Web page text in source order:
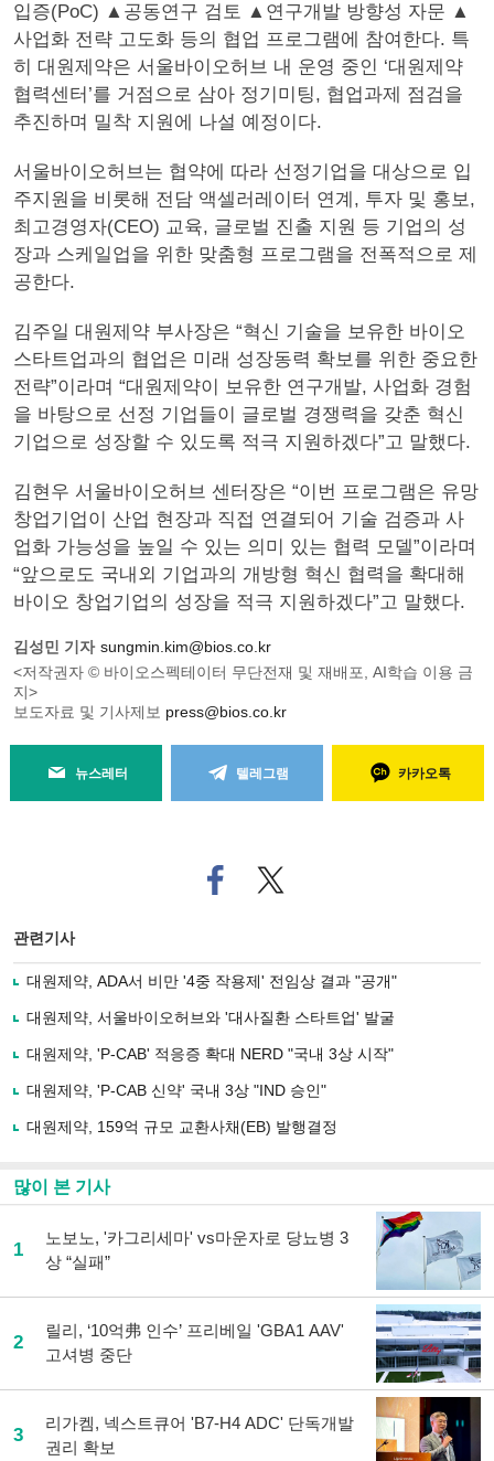
입증(PoC) ▲공동연구 검토 ▲연구개발 방향성 자문 ▲
사업화 전략 고도화 등의 협업 프로그램에 참여한다. 특
히 대원제약은 서울바이오허브 내 운영 중인 ‘대원제약
협력센터’를 거점으로 삼아 정기미팅, 협업과제 점검을
추진하며 밀착 지원에 나설 예정이다.
서울바이오허브는 협약에 따라 선정기업을 대상으로 입
주지원을 비롯해 전담 액셀러레이터 연계, 투자 및 홍보,
최고경영자(CEO) 교육, 글로벌 진출 지원 등 기업의 성
장과 스케일업을 위한 맞춤형 프로그램을 전폭적으로 제
공한다.
김주일 대원제약 부사장은 “혁신 기술을 보유한 바이오
스타트업과의 협업은 미래 성장동력 확보를 위한 중요한
전략”이라며 “대원제약이 보유한 연구개발, 사업화 경험
을 바탕으로 선정 기업들이 글로벌 경쟁력을 갖춘 혁신
기업으로 성장할 수 있도록 적극 지원하겠다”고 말했다.
김현우 서울바이오허브 센터장은 “이번 프로그램은 유망
창업기업이 산업 현장과 직접 연결되어 기술 검증과 사
업화 가능성을 높일 수 있는 의미 있는 협력 모델”이라며
“앞으로도 국내외 기업과의 개방형 혁신 협력을 확대해
바이오 창업기업의 성장을 적극 지원하겠다”고 말했다.
김성민 기자 sungmin.kim@bios.co.kr
<저작권자 © 바이오스펙테이터 무단전재 및 재배포, AI학습 이용 금
지>
보도자료 및 기사제보 press@bios.co.kr
뉴스레터 텔레그램 카카오톡
페
이
로
기
사
유
기
트위
터로
관련기사
대원제약, ADA서 비만 '4중 작용제' 전임상 결과 "공개"
대원제약, 서울바이오허브와 '대사질환 스타트업' 발굴
대원제약, 'P-CAB' 적응증 확대 NERD "국내 3상 시작"
대원제약, 'P-CAB 신약' 국내 3상 "IND 승인"
대원제약, 159억 규모 교환사채(EB) 발행결정
많이 본 기사
1
노보노, '카그리세마' vs마운자로 당뇨병 3
상 “실패”
2
릴리, ‘10억弗 인수’ 프리베일 'GBA1 AAV'
고셔병 중단
3
리가켐, 넥스트큐어 'B7-H4 ADC' 단독개발
권리 확보